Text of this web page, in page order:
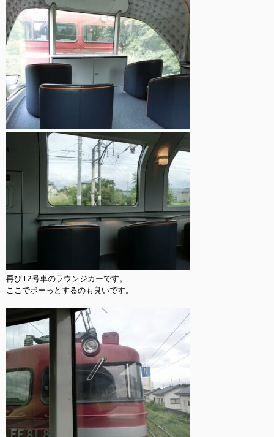
再び12号車のラウンジカーです。
ここでボーっとするのも良いです。